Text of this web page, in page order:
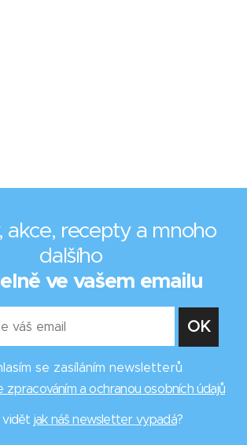
akce, recepty a mnoho
dalšího
ve vašem emailu
se zasíláním newsletterů
zpracováním a ochranou osobních údajů
vidět jak náš newsletter vypadá?